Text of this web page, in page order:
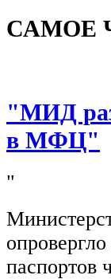
САМОЕ
"МИД
в МФЦ"
"
паспортов